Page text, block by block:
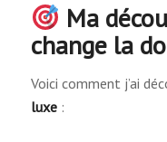
Ma
change la
Voici comment j’ai
luxe: